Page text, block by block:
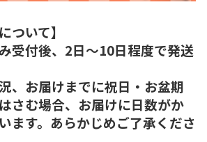
ついて】
受付後、2日～10日程度で発送
、お届けまでに祝日・お盆期
さむ場合、お届けに日数がか
ます。あらかじめご了承くださ